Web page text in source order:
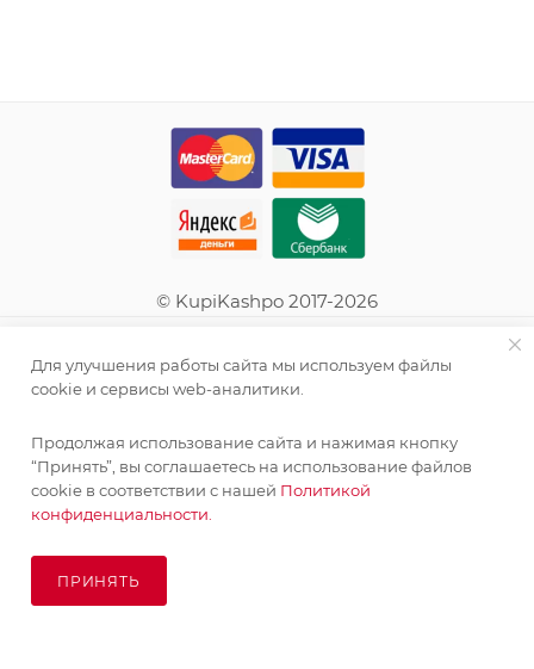
© KupiKashpo 2017-2026
ПОМОЩЬ
ПОДПИСАТЬСЯ НА РАССЫЛКУ
Для улучшения работы сайта мы используем файлы
cookie и сервисы web-аналитики.
Продолжая использование сайта и нажимая кнопку
“Принять”, вы соглашаетесь на использование файлов
cookie в соответствии с нашей Политикой
конфиденциальности.
ПРИНЯТЬ